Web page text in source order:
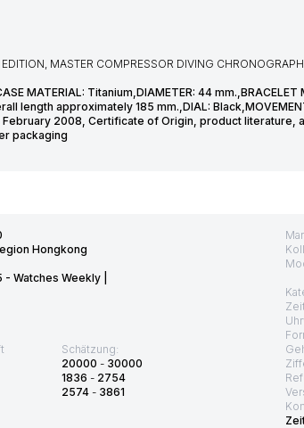
MASTER COMPRESSOR DIVING
MATERIAL: Titanium,DIAMETER: 44
length approximately 185 mm.,DIAL:
2008, Certificate of Origin, product
packaging
Hongkong
Watches Weekly |
Schätzung:
20000 - 30000
1836 - 2754
2574 - 3861